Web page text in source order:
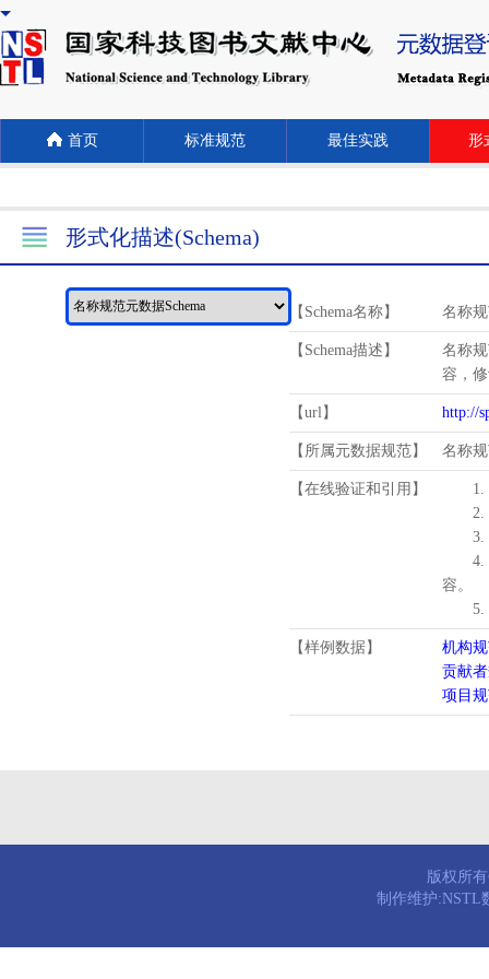
首页 标准规范 最佳实践 形
形式化描述(Schema)
【Schema名称】 名称规
【Schema描述】
名称
容，
【url】 http://
【所属元数据规范】 名称
【在线验证和引用】
1.
2.
3.
4.
容。
5.
【样例数据】
机构
贡献
项目
版权所
制作维护:NSTL